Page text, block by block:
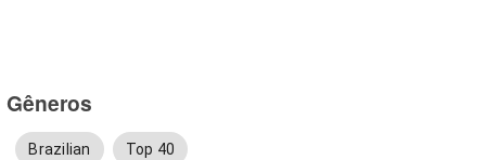
Gêneros
Brazilian Top 40